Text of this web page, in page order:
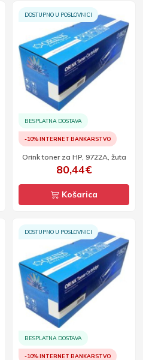
DOSTUPNO U POSLOVNICI
BESPLATNA DOSTAVA
-10% INTERNET BANKARSTVO
Orink toner za HP, 9722A, žuta
80,44€
Košarica
DOSTUPNO U POSLOVNICI
BESPLATNA DOSTAVA
-10% INTERNET BANKARSTVO